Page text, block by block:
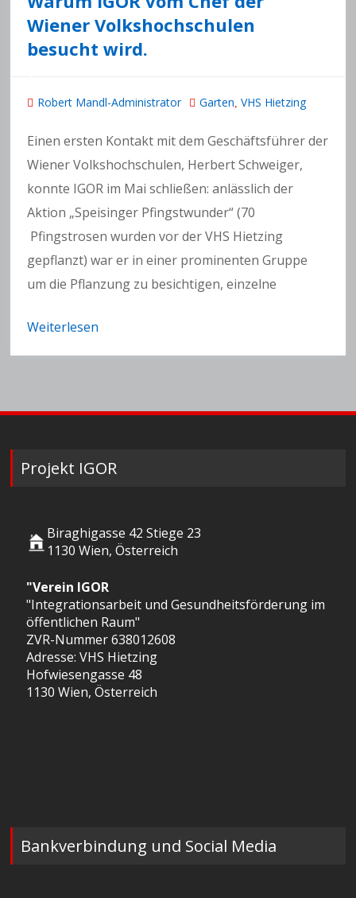
Wiener Volkshochschulen
besucht wird.
Robert Mandl-Administrator Garten ,VHS Hietzing
Einen ersten Kontakt mit dem Geschäftsführer der
Wiener Volkshochschulen, Herbert Schweiger,
konnte IGOR im Mai schließen: anlässlich der
Aktion „Speisinger Pfingstwunder“ (70
Pfingstrosen wurden vor der VHS Hietzing
gepflanzt) war er in einer prominenten Gruppe
um die Pflanzung zu besichtigen, einzelne
Weiterlesen
Projekt IGOR
Biraghigasse 42 Stiege 23
1130 Wien, Österreich
"Verein IGOR
"Integrationsarbeit und Gesundheitsförderung im
öffentlichen Raum"
ZVR-Nummer 638012608
Adresse: VHS Hietzing
Hofwiesengasse 48
1130 Wien, Österreich
Bankverbindung und Social Media